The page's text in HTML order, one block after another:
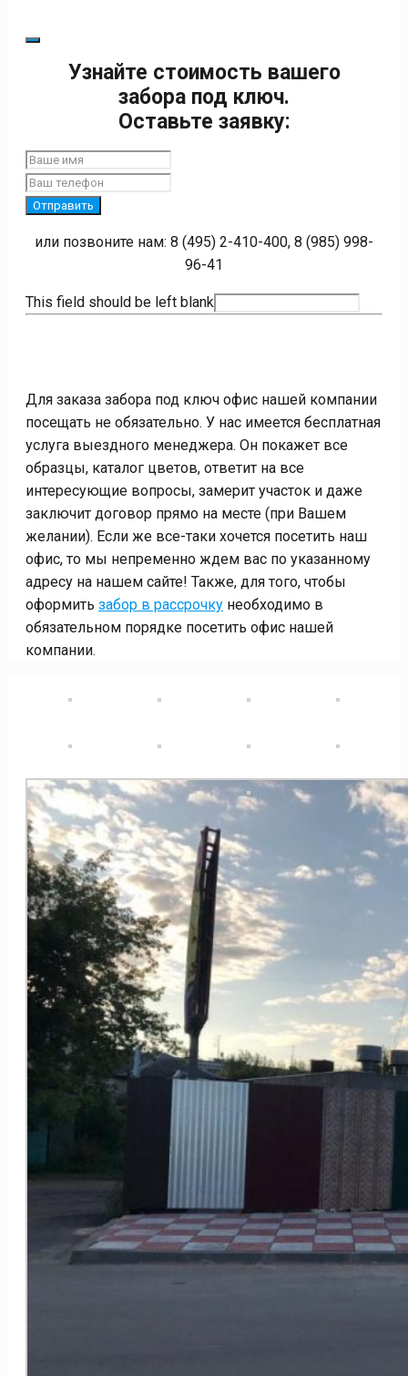
Узнайте стоимость вашего
забора под ключ.
Оставьте заявку:
Отправить
или позвоните нам: 8 (495) 2-410-400, 8 (985) 998-
96-41
This field should be left blank
Для заказа забора под ключ офис нашей компании
посещать не обязательно. У нас имеется бесплатная
услуга выездного менеджера. Он покажет все
образцы, каталог цветов, ответит на все
интересующие вопросы, замерит участок и даже
заключит договор прямо на месте (при Вашем
желании). Если же все-таки хочется посетить наш
офис, то мы непременно ждем вас по указанному
адресу на нашем сайте! Также, для того, чтобы
оформить забор в рассрочку необходимо в
обязательном порядке посетить офис нашей
компании.